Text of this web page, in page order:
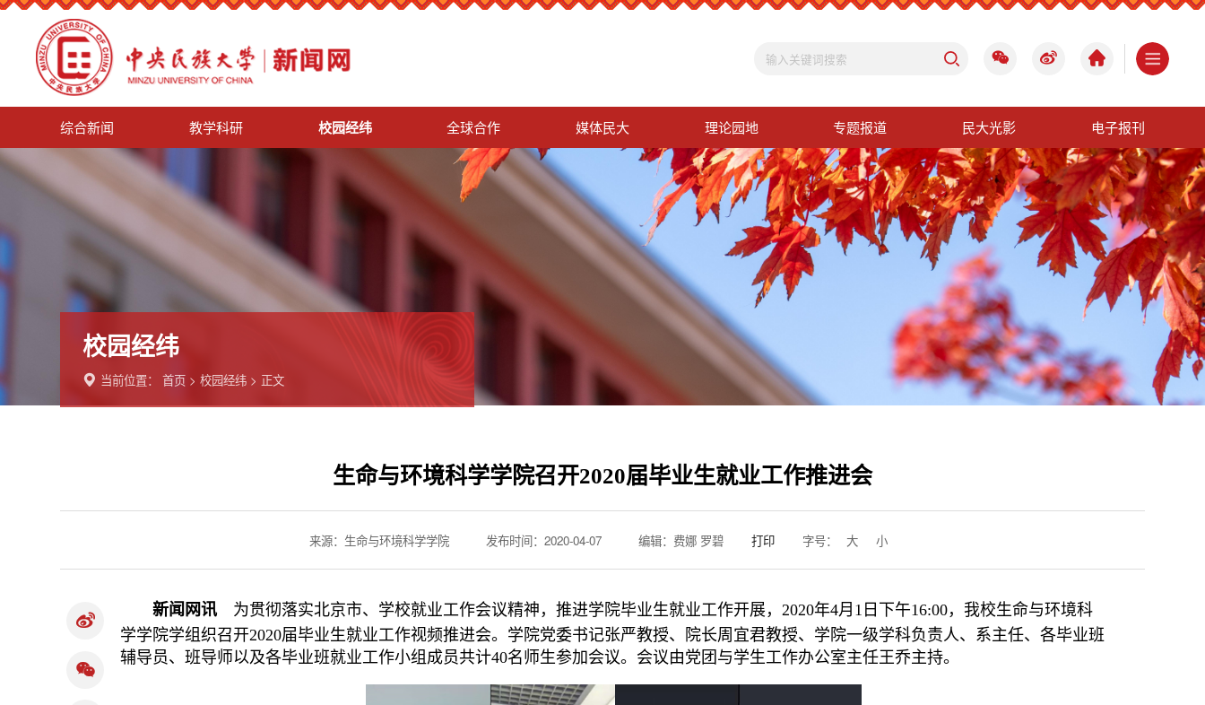
综合新闻 教学科研 校园经纬 全球合作 媒体民大 理论园地 专题报道 民大光影 电子报刊
校园经纬
当前位置：首页 >校园经纬 > 正文
生命与环境科学学院召开2020届毕业生就业工作推进会
来源：生命与环境科学学院 发布时间：2020-04-07 编辑：费娜 罗碧 打印 字号： 大 小
新闻网讯
为贯彻落实北京市、学校就业工作会议精神，推进学院毕业生就业工作开展，2020年4月1日下午16:00，我校生命与环境科
学学院学组织召开2020届毕业生就业工作视频推进会。学院党委书记张严教授、院长周宜君教授、学院一级学科负责人、系主任、各毕业班
辅导员、班导师以及各毕业班就业工作小组成员共计40名师生参加会议。会议由党团与学生工作办公室主任王乔主持。